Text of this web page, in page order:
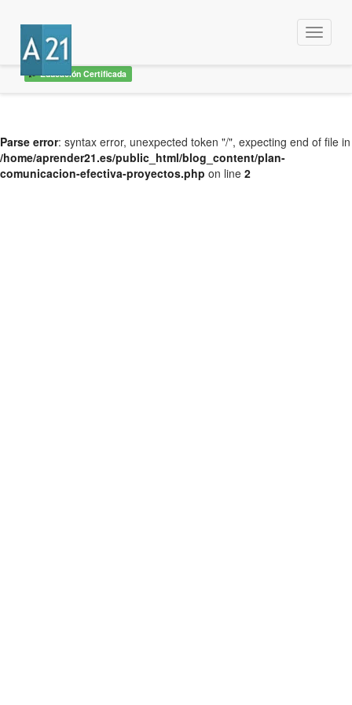
Educación Certificada
Menu
Parse error: syntax error, unexpected token "/", expecting end of file in
/home/aprender21.es/public_html/blog_content/plan-
comunicacion-efectiva-proyectos.php on line 2